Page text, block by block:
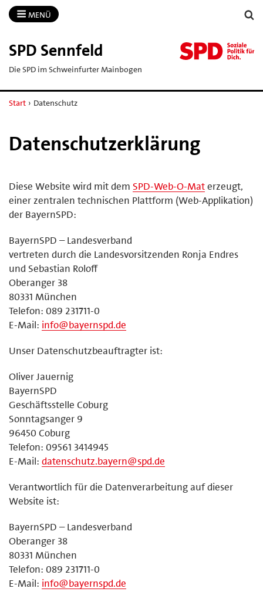
MENÜ
SPD Sennfeld
Die SPD im Schweinfurter Mainbogen
Start › Datenschutz
Datenschutzerklärung
Diese Website wird mit dem SPD-Web-O-Materzeugt,
einer zentralen technischen Plattform (Web-Applikation)
der BayernSPD:
BayernSPD – Landesverband
vertreten durch die Landesvorsitzenden Ronja Endres
und Sebastian Roloff
Oberanger 38
80331 München
Telefon: 089 231711-0
E-Mail: info@bayernspd.de
Unser Datenschutzbeauftragter ist:
Oliver Jauernig
BayernSPD
Geschäftsstelle Coburg
Sonntagsanger 9
96450 Coburg
Telefon: 09561 3414945
E-Mail: datenschutz.bayern@spd.de
Verantwortlich für die Datenverarbeitung auf dieser
Website ist:
BayernSPD – Landesverband
Oberanger 38
80331 München
Telefon: 089 231711-0
E-Mail: info@bayernspd.de